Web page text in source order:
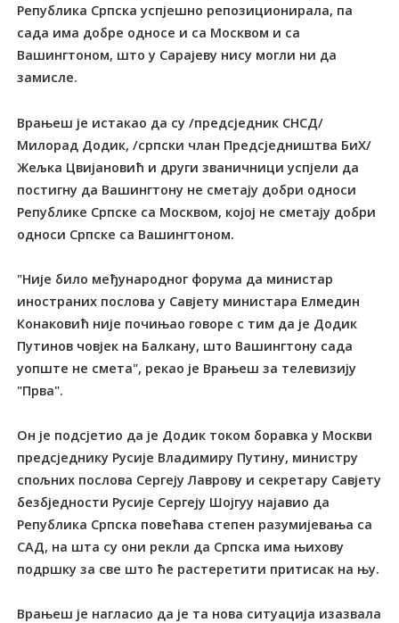
Република Српска успјешно репозиционирала, па
сада има добре односе и са Москвом и са
Вашингтоном, што у Сарајеву нису могли ни да
замисле.
Врањеш је истакао да су /предсједник СНСД/
Милорад Додик, /српски члан Предсједништва БиХ/
Жељка Цвијановић и други званичници успјели да
постигну да Вашингтону не сметају добри односи
Републике Српске са Москвом, којој не сметају добри
односи Српске са Вашингтоном.
"Није било међународног форума да министар
иностраних послова у Савјету министара Елмедин
Конаковић није почињао говоре с тим да је Додик
Путинов човјек на Балкану, што Вашингтону сада
уопште не смета", рекао је Врањеш за телевизију
"Прва".
Он је подсјетио да је Додик током боравка у Москви
предсједнику Русије Владимиру Путину, министру
спољних послова Сергеју Лаврову и секретару Савјету
безбједности Русије Сергеју Шојгуу најавио да
Република Српска повећава степен разумијевања са
САД, на шта су они рекли да Српска има њихову
подршку за све што ће растеретити притисак на њу.
Врањеш је нагласио да је та нова ситуација изазвала